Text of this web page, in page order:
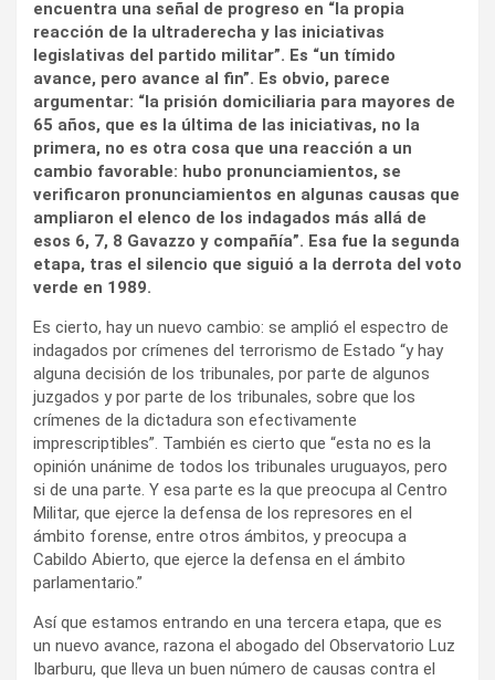
encuentra una señal de progreso en “la propia
reacción de la ultraderecha y las iniciativas
legislativas del partido militar”. Es “un tímido
avance, pero avance al fin”. Es obvio, parece
argumentar: “la prisión domiciliaria para mayores de
65 años, que es la última de las iniciativas, no la
primera, no es otra cosa que una reacción a un
cambio favorable: hubo pronunciamientos, se
verificaron pronunciamientos en algunas causas que
ampliaron el elenco de los indagados más allá de
esos 6, 7, 8 Gavazzo y compañía”. Esa fue la segunda
etapa, tras el silencio que siguió a la derrota del voto
verde en 1989.
Es cierto, hay un nuevo cambio: se amplió el espectro de
indagados por crímenes del terrorismo de Estado “y hay
alguna decisión de los tribunales, por parte de algunos
juzgados y por parte de los tribunales, sobre que los
crímenes de la dictadura son efectivamente
imprescriptibles”. También es cierto que “esta no es la
opinión unánime de todos los tribunales uruguayos, pero
si de una parte. Y esa parte es la que preocupa al Centro
Militar, que ejerce la defensa de los represores en el
ámbito forense, entre otros ámbitos, y preocupa a
Cabildo Abierto, que ejerce la defensa en el ámbito
parlamentario.”
Así que estamos entrando en una tercera etapa, que es
un nuevo avance, razona el abogado del Observatorio Luz
Ibarburu, que lleva un buen número de causas contra el